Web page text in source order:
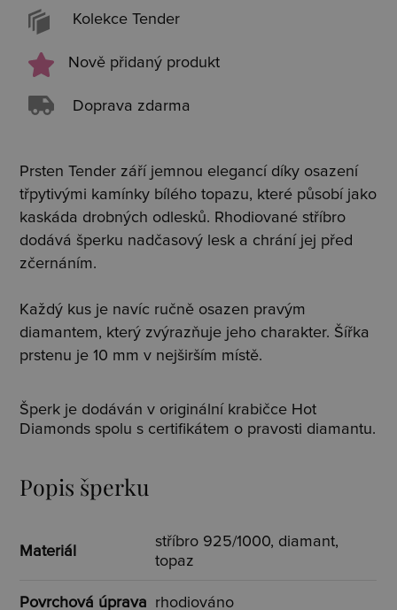
Kolekce Tender
Nově přidaný produkt
Doprava zdarma
Prsten Tender září jemnou elegancí díky osazení
třpytivými kamínky bílého topazu, které působí jako
kaskáda drobných odlesků. Rhodiované stříbro
dodává šperku nadčasový lesk a chrání jej před
zčernáním.
Každý kus je navíc ručně osazen pravým
diamantem, který zvýrazňuje jeho charakter. Šířka
prstenu je 10 mm v nejširším místě.
Šperk je dodáván v originální krabičce Hot
Diamonds spolu s certifikátem o pravosti diamantu.
Popis šperku
Materiál
stříbro 925/1000, diamant,
topaz
Povrchová úprava rhodiováno